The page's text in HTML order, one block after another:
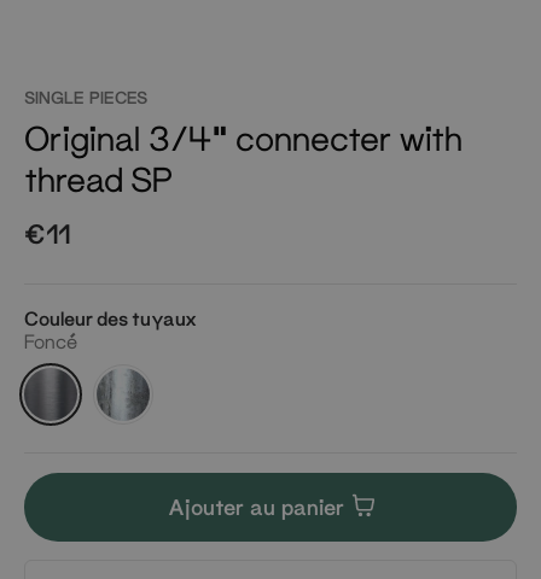
SINGLE PIECES
Original 3/4" connecter with
thread SP
€11
Couleur des tuyaux
Foncé
Foncé Argenté
Ajouter au panier